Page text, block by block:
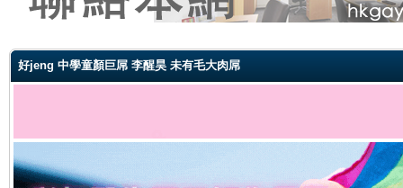
好jeng 中學童顏巨屌 李醒昊 未有毛大肉屌